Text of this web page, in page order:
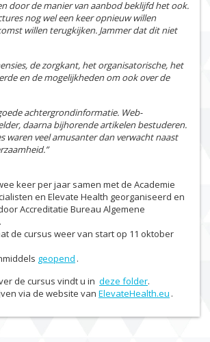
door de manier van aanbod beklijfd het ook.
nog wel een keer opnieuw willen
willen terugkijken. Jammer dat dit niet
de zorgkant, het organisatorische, het
en de mogelijkheden om ook over de
achtergrondinformatie. Web-
daarna bijhorende artikelen bestuderen.
waren veel amusanter dan verwacht naast
keer per jaar samen met de Academie
en Elevate Health georganiseerd en
Accreditatie Bureau Algemene
de cursus weer van start op 11 oktober
geopend .
de cursus vindt u in deze folder.
via de website van ElevateHealth.eu .